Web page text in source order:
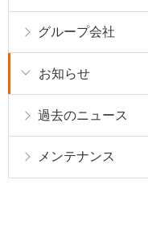
グループ会社
お知らせ
過去のニュース
メンテナンス